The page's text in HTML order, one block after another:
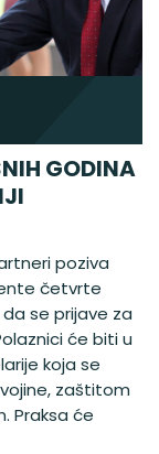
GODINA
poziva
četvrte
se prijave za
će biti u
koja se
zaštitom
Praksa će